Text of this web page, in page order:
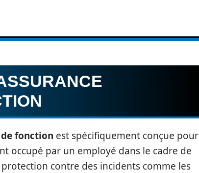
fonction est spécifiquement conçue pour
occupé par un employé dans le cadre de
contre des incidents comme les